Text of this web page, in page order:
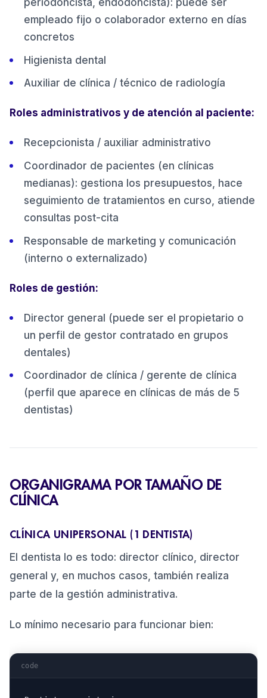
periodoncista, endodoncista): puede ser
empleado fijo o colaborador externo en días
concretos
Higienista dental
Auxiliar de clínica / técnico de radiología
Roles administrativos y de atención al paciente:
Recepcionista / auxiliar administrativo
Coordinador de pacientes (en clínicas
medianas): gestiona los presupuestos, hace
seguimiento de tratamientos en curso, atiende
consultas post-cita
Responsable de marketing y comunicación
(interno o externalizado)
Roles de gestión:
Director general (puede ser el propietario o
un perfil de gestor contratado en grupos
dentales)
Coordinador de clínica / gerente de clínica
(perfil que aparece en clínicas de más de 5
dentistas)
ORGANIGRAMA POR TAMAÑO DE
CLÍNICA
CLÍNICA UNIPERSONAL (1 DENTISTA)
El dentista lo es todo: director clínico, director
general y, en muchos casos, también realiza
parte de la gestión administrativa.
Lo mínimo necesario para funcionar bien:
code